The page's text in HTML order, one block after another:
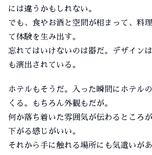
には違うかもしれない。
でも、食やお酒と空間が相まって、料
て体験を生み出す。
忘れてはいけないのは器だ。デザイン
も演出されている。
ホテルもそうだ。入った瞬間にホテル
くる。もちろん外観もだが。
何か落ち着いた雰囲気が伝わるところ
下がる感じがいい。
それから手に触れる場所にも気遣いが